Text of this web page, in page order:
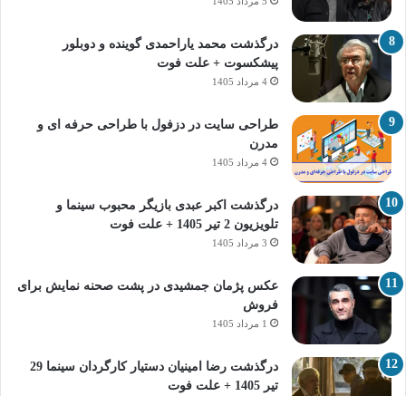
درگذشت محمد یاراحمدی گوینده و دوبلور
پیشکسوت + علت فوت
4 مرداد 1405
طراحی سایت در دزفول با طراحی حرفه‌ ای و
مدرن
4 مرداد 1405
درگذشت اکبر عبدی بازیگر محبوب سینما و
تلویزیون 2 تیر 1405 + علت فوت
3 مرداد 1405
عکس پژمان جمشیدی در پشت صحنه نمایش برای
فروش
1 مرداد 1405
درگذشت رضا امینیان دستیار کارگردان سینما 29
تیر 1405 + علت فوت